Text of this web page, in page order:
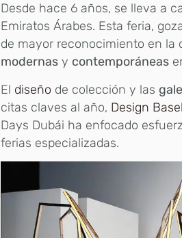
Desde hace 6 años, se lleva a
Emiratos Árabes. Esta feria,
de mayor reconocimiento en la
modernas y contemporáneas
El diseño de colección y las
citas claves al año, Design Basel
Days Dubái ha enfocado
ferias especializadas.